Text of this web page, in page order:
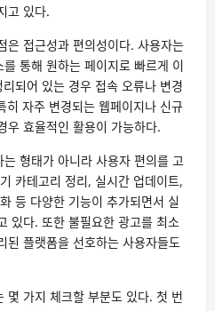
고 있다.
은 접근성과 편의성이다. 사용자는
통해 원하는 페이지로 빠르게 이
되어 있는 경우 접속 오류나 변경
자주 변경되는 웹페이지나 신규
우 효율적인 활용이 가능하다.
형태가 아니라 사용자 편의를 고
카테고리 정리, 실시간 업데이트,
등 다양한 기능이 추가되면서 실
있다. 또한 불필요한 광고를 최소
된 플랫폼을 선호하는 사용자들도
몇 가지 체크할 부분도 있다. 첫 번